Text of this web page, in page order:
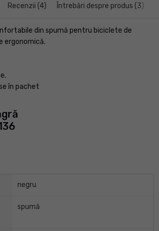
Recenzii (4) Întrebări despre produs (3)
din spumă pentru biciclete de
ergonomică.
în pachet
negru
spumă